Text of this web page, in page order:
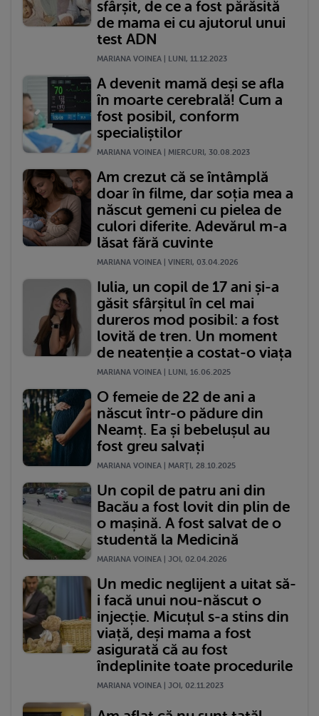
sfârșit, de ce a fost părăsită
de mama ei cu ajutorul unui
test ADN
MARIANA VOINEA | LUNI, 11.12.2023
A devenit mamă deși se afla
în moarte cerebrală! Cum a
fost posibil, conform
specialiștilor
MARIANA VOINEA | MIERCURI, 30.08.2023
Am crezut că se întâmplă
doar în filme, dar soția mea a
născut gemeni cu pielea de
culori diferite. Adevărul m-a
lăsat fără cuvinte
MARIANA VOINEA | VINERI, 03.04.2026
Iulia, un copil de 17 ani și-a
găsit sfârșitul în cel mai
dureros mod posibil: a fost
lovită de tren. Un moment
de neatenție a costat-o viața
MARIANA VOINEA | LUNI, 16.06.2025
O femeie de 22 de ani a
născut într-o pădure din
Neamț. Ea și bebelușul au
fost greu salvați
MARIANA VOINEA | MARŢI, 28.10.2025
Un copil de patru ani din
Bacău a fost lovit din plin de
o mașină. A fost salvat de o
studentă la Medicină
MARIANA VOINEA | JOI, 02.04.2026
Un medic neglijent a uitat să-
i facă unui nou-născut o
injecție. Micuțul s-a stins din
viață, deși mama a fost
asigurată că au fost
îndeplinite toate procedurile
MARIANA VOINEA | JOI, 02.11.2023